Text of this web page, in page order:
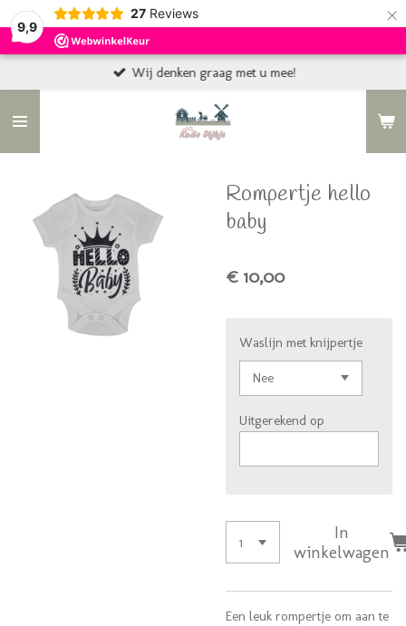
9,9
27 Reviews ×
Wij denken graag met u mee!
Rompertje hello
baby
€ 10,00
Waslijn met knijpertje
Uitgerekend op
In
winkelwagen
Een leuk rompertje om aan te